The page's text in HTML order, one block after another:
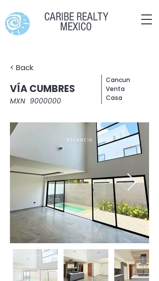
CARIBE REALTY
MEXICO
< Back
VÍA CUMBRES
MXN 9000000
Cancun
Venta
Casa